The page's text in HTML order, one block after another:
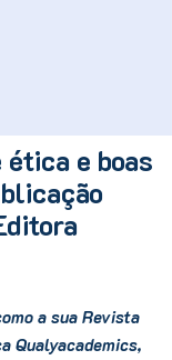
e boas
a sua Revista
Qualyacademics,